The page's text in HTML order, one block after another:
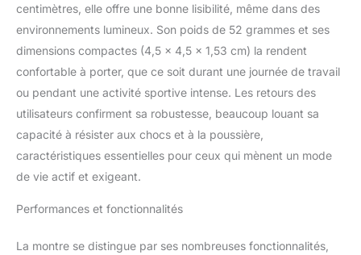
aux compétitions
intenses, et préparez
votre corps et votre
esprit aux parties qui
vous attendent. Cette
montre suit votre
condition physique et
vous donne une
meilleure idée de votre
niveau de forme actuel :
fréquence cardiaque au
datas dans les Streams :
centimètres, elle offre une bonne lisibilité, même dans des
environnements lumineux. Son poids de 52 grammes et ses
dimensions compactes (4,5 x 4,5 x 1,53 cm) la rendent
confortable à porter, que ce soit durant une journée de travail
ou pendant une activité sportive intense. Les retours des
utilisateurs confirment sa robustesse, beaucoup louant sa
capacité à résister aux chocs et à la poussière,
caractéristiques essentielles pour ceux qui mènent un mode
de vie actif et exigeant.
Performances et fonctionnalités
La montre se distingue par ses nombreuses fonctionnalités,